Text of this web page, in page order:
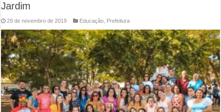
Jardim
29 de novembro de 2019 Educação Prefeitura